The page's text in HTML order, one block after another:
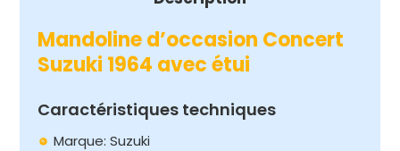
Mandoline d’occasion Concert
Suzuki 1964 avec étui
Caractéristiques techniques
Marque: Suzuki